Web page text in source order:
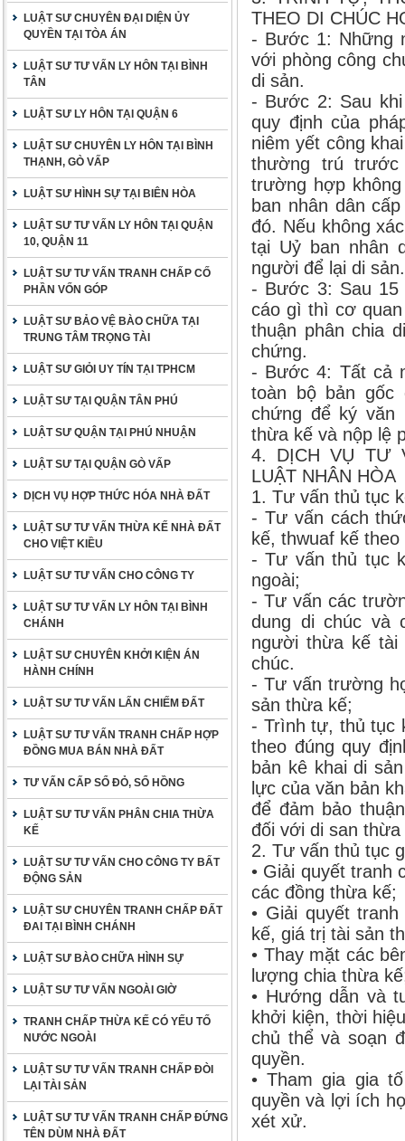
LUẬT SƯ CHUYÊN ĐẠI DIỆN ỦY
QUYỀN TẠI TÒA ÁN
LUẬT SƯ TƯ VẤN LY HÔN TẠI BÌNH
TÂN
LUẬT SƯ LY HÔN TẠI QUẬN 6
LUẬT SƯ CHUYÊN LY HÔN TẠI BÌNH
THẠNH, GÒ VẤP
LUẬT SƯ HÌNH SỰ TẠI BIÊN HÒA
LUẬT SƯ TƯ VẤN LY HÔN TẠI QUẬN
10, QUẬN 11
LUẬT SƯ TƯ VẤN TRANH CHẤP CỐ
PHẦN VỐN GÓP
LUẬT SƯ BẢO VỆ BÀO CHỮA TẠI
TRUNG TÂM TRỌNG TÀI
LUẬT SƯ GIỎI UY TÍN TẠI TPHCM
LUẬT SƯ TẠI QUẬN TÂN PHÚ
LUẬT SƯ QUẬN TẠI PHÚ NHUẬN
LUẬT SƯ TẠI QUẬN GÒ VẤP
DỊCH VỤ HỢP THỨC HÓA NHÀ ĐẤT
LUẬT SƯ TƯ VẤN THỪA KẾ NHÀ ĐẤT
CHO VIỆT KIỀU
LUẬT SƯ TƯ VẤN CHO CÔNG TY
LUẬT SƯ TƯ VẤN LY HÔN TẠI BÌNH
CHÁNH
LUẬT SƯ CHUYÊN KHỞI KIỆN ÁN
HÀNH CHÍNH
LUẬT SƯ TƯ VẤN LẤN CHIẾM ĐẤT
LUẬT SƯ TƯ VẤN TRANH CHẤP HỢP
ĐỒNG MUA BÁN NHÀ ĐẤT
TƯ VẤN CẤP SỔ ĐỎ, SỔ HỒNG
LUẬT SƯ TƯ VẤN PHÂN CHIA THỪA
KẾ
LUẬT SƯ TƯ VẤN CHO CÔNG TY BẤT
ĐỘNG SẢN
LUẬT SƯ CHUYÊN TRANH CHẤP ĐẤT
ĐAI TẠI BÌNH CHÁNH
LUẬT SƯ BÀO CHỮA HÌNH SỰ
LUẬT SƯ TƯ VẤN NGOÀI GIỜ
TRANH CHẤP THỪA KẾ CÓ YẾU TỐ
NƯỚC NGOÀI
LUẬT SƯ TƯ VẤN TRANH CHẤP ĐÒI
LẠI TÀI SẢN
LUẬT SƯ TƯ VẤN TRANH CHẤP ĐỨNG
TÊN DÙM NHÀ ĐẤT
THEO DI CHÚC
- Bước 1: Những
với phòng công
di sản.
- Bước 2: Sau
quy định của
niêm yết công
thường trú
trường hợp
ban nhân dân
đó. Nếu không
tại Uỷ ban nhân
người để lại di sản.
- Bước 3: Sau 15
cáo gì thì cơ
thuận phân chia
chứng.
- Bước 4: Tất cả
toàn bộ bản gốc
chứng để ký văn
thừa kế và nộp lệ
4. DỊCH VỤ TƯ
LUẬT NHÂN HÒA
1. Tư vấn thủ tục
- Tư vấn cách
kế, thwuaf kế
- Tư vấn thủ tục
ngoài;
- Tư vấn các
dung di chúc và
người thừa kế tài
chúc.
- Tư vấn trường
sản thừa kế;
- Trình tự, thủ tục
theo đúng quy
bản kê khai di
lực của văn bản
để đảm bảo
đối với di san
2. Tư vấn thủ tục
• Giải quyết tranh
các đồng thừa kế;
• Giải quyết
kế, giá trị tài sản
• Thay mặt các
lượng chia thừa
• Hướng dẫn và
khởi kiện, thời
chủ thể và soạn
quyền.
• Tham gia gia
quyền và lợi ích
xét xử.